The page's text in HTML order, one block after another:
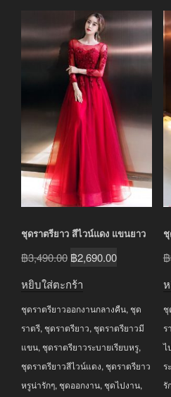
ชุดราตรียาว สีไวน์แดง แขนยาว
฿3,490.00 Original
฿3,490.00.
฿2,690.00Current
฿2,690.00.
หยิบใส่ตะกร้า
ชุดราตรียาวออกงานกลางคืน,ชุด
ราตรี,ชุดราตรียาว,ชุดราตรียาวมี
แขน,ชุดราตรียาวระบายเรียบหรู,
ชุดราตรียาวสีไวน์แดง,ชุดราตรียาว
หรูน่ารักๆ,ชุดออกงาน,ชุดไปงาน,
฿
ชุ
ร
ไ
ร
รั